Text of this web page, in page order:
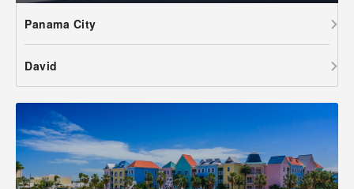
Panama City
David